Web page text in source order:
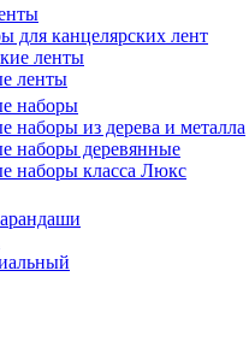
для канцелярских лент
ленты
ленты
наборы
наборы из дерева и металла
наборы деревянные
наборы класса Люкс